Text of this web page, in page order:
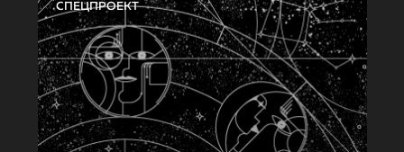
СПЕЦПРОЕКТ